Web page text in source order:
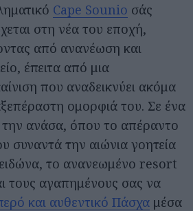
Cape Sounio σάς
στη νέα του εποχή,
από ανανέωση και
έπειτα από μια
που αναδεικνύει ακόμα
ομορφιά του. Σε ένα
την ανάσα, όπου το απέραντο
συναντά την αιώνια γοητεία
το ανανεωμένο resort
τους αγαπημένους σας να
και αυθεντικό Πάσχα μέσα